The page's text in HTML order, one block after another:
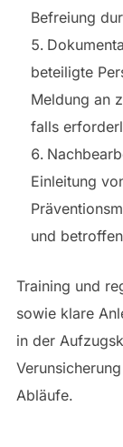
Befreiung
beteiligte
Meldung an
falls
Einleitung
und
Training und
sowie klare
in der
Abläufe.